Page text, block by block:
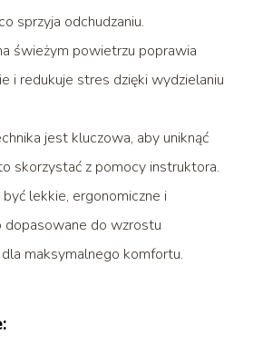
sprzyja odchudzaniu.
świeżym powietrzu poprawia
i redukuje stres dzięki wydzielaniu
jest kluczowa, aby uniknąć
skorzystać z pomocy instruktora.
lekkie, ergonomiczne i
dopasowane do wzrostu
maksymalnego komfortu.